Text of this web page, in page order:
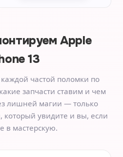
Apple
13
частой поломки по
запчасти ставим и чем
лишней магии — только
который увидите и вы, если
в мастерскую.